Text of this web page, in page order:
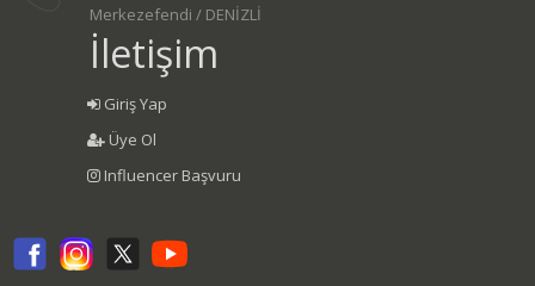
Merkezefendi / DENİZLİ
İletişim
Giriş Yap
Üye Ol
Influencer Başvuru